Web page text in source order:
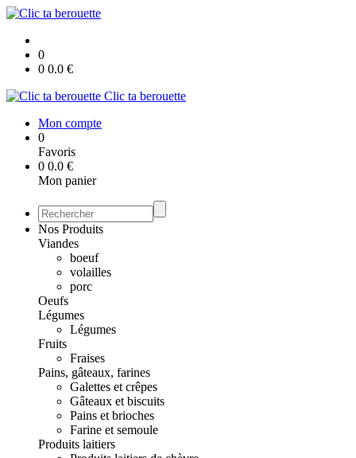
0
0 0.0 €
Clic ta berouette
Mon compte
0
Favoris
0 0.0 €
Mon panier
Nos Produits
Viandes
boeuf
volailles
porc
Oeufs
Légumes
Légumes
Fruits
Fraises
Pains, gâteaux, farines
Galettes et crêpes
Gâteaux et biscuits
Pains et brioches
Farine et semoule
Produits laitiers